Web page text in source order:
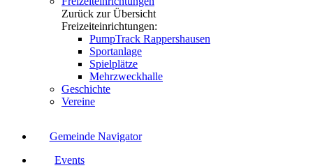
Zurück zur Übersicht
Freizeiteinrichtungen:
PumpTrack Rappershausen
Sportanlage
Spielplätze
Mehrzweckhalle
Geschichte
Vereine
Gemeinde Navigator
Events